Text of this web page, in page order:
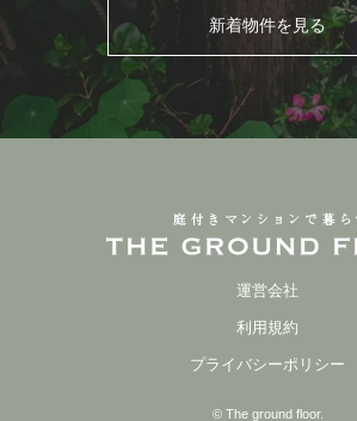
新着物件を見る
運営会社
利用規約
プライバシーポリシー
© The ground floor.